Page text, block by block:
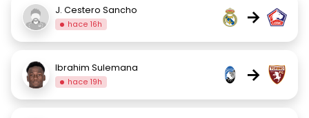
J. Cestero Sancho
hace 16h →
Ibrahim Sulemana
hace 19h →